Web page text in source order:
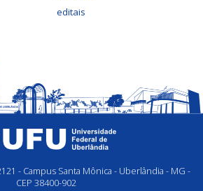
editais
- Campus Santa Mônica - Uberlândia - MG -
CEP 38400-902